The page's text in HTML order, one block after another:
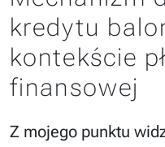
kredytu
kontekście
finansowej
Z mojego punktu